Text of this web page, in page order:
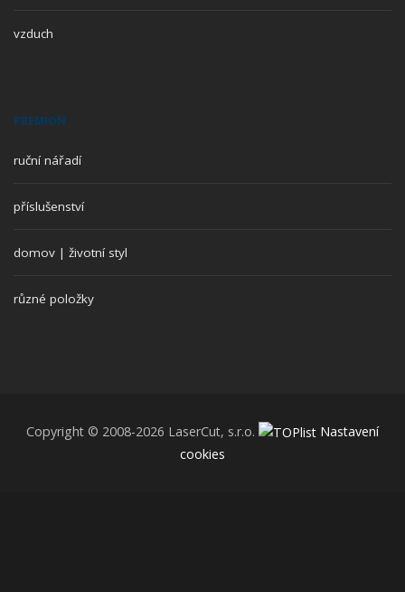
vzduch
PREMION
ruční nářadí
příslušenství
domov | životní styl
různé položky
Copyright © 2008-2026 LaserCut, s.r.o.
Nastavení
cookies